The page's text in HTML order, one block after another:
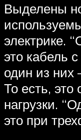
Выделены
электрике.
это кабель
один из них
То есть,
нагрузки.
это при